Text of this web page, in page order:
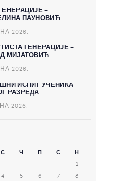
–
ПАУНОВИЋ
2026.
ГЕНЕРАЦИЈЕ –
МИЈАТОВИЋ
2026.
ИСПИТ УЧЕНИКА
РАЗРЕДА
2026.
С Ч П С
Н
1
4 5 6 7
8